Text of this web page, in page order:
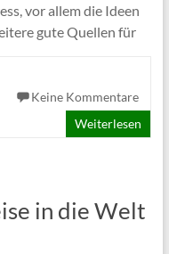
vor allem die Ideen
gute Quellen für
Keine Kommentare
Weiterlesen
in die Welt